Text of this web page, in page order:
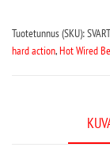
Tuotetunnus (SKU):
hard action,Hot Wired